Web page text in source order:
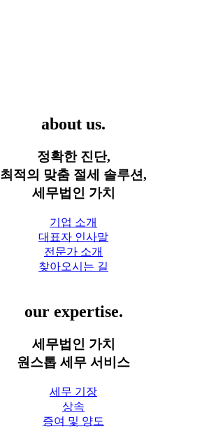
about us.
정확한 진단,
최적의 맞춤 절세 솔루션,
세무법인 가치
기업 소개
대표자 인사말
전문가 소개
찾아오시는 길
our expertise.
세무법인 가치
원스톱 세무 서비스
세무 기장
상속
증여 및 양도